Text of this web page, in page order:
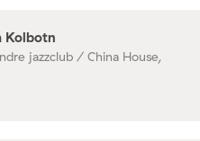
Kolbotn
jazzclub / China House,